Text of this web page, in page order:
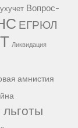
Вопрос-
ЕГРЮЛ
Ликвидация
амнистия